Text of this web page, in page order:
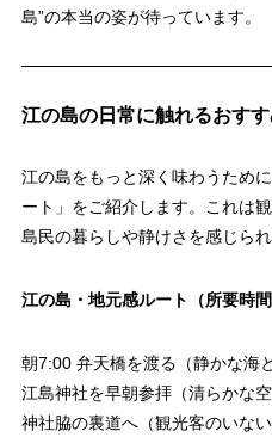
島”の本当の姿が待っています。
江の島の日常に触れるおすす
江の島をもっと深く味わうため
ート」をご紹介します。これは
島民の暮らしや静けさを感じら
江の島・地元感ルート（所要時間
朝7:00 弁天橋を渡る（静かな海
江島神社を早朝参拝（清らかな空
神社脇の裏道へ（観光客のいない